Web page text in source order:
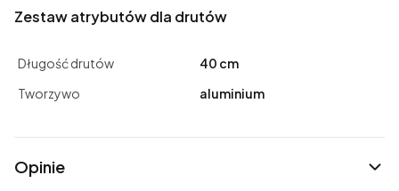
Zestaw atrybutów dla drutów
Długość drutów
40 cm
Tworzywo
aluminium
Opinie